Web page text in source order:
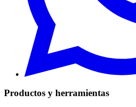
Productos y herramientas